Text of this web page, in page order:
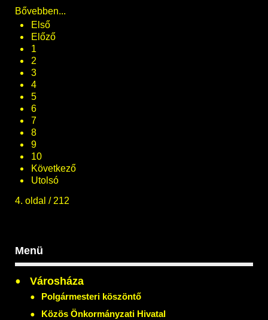
Bővebben...
Első
Előző
1
2
3
4
5
6
7
8
9
10
Következő
Utolsó
4. oldal / 212
Menü
Városháza
Polgármesteri köszöntő
Közös Önkormányzati Hivatal